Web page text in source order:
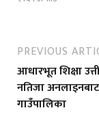
PREVIOUS
आधारभूत शिक्षा
नतिजा
गाउँपालिका